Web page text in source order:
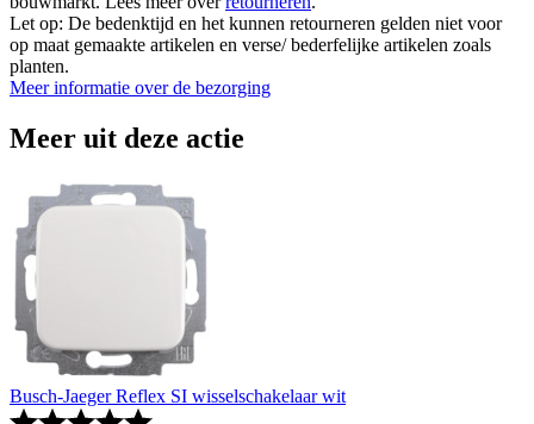
Let op: De bedenktijd en het kunnen retourneren gelden niet voor
op maat gemaakte artikelen en verse/ bederfelijke artikelen zoals
planten.
Meer informatie over de bezorging
Meer uit deze actie
Busch-Jaeger Reflex SI wisselschakelaar wit